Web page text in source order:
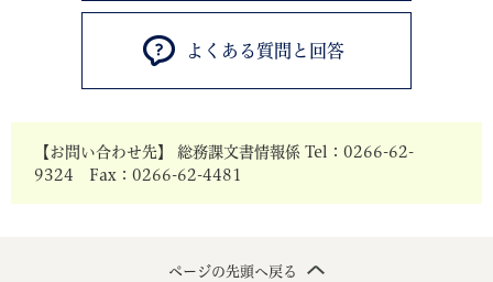
よくある質問と回答
【お問い合わせ先】 総務課文書情報係 Tel：0266-62-
9324 Fax：0266-62-4481
ページの先頭へ戻る